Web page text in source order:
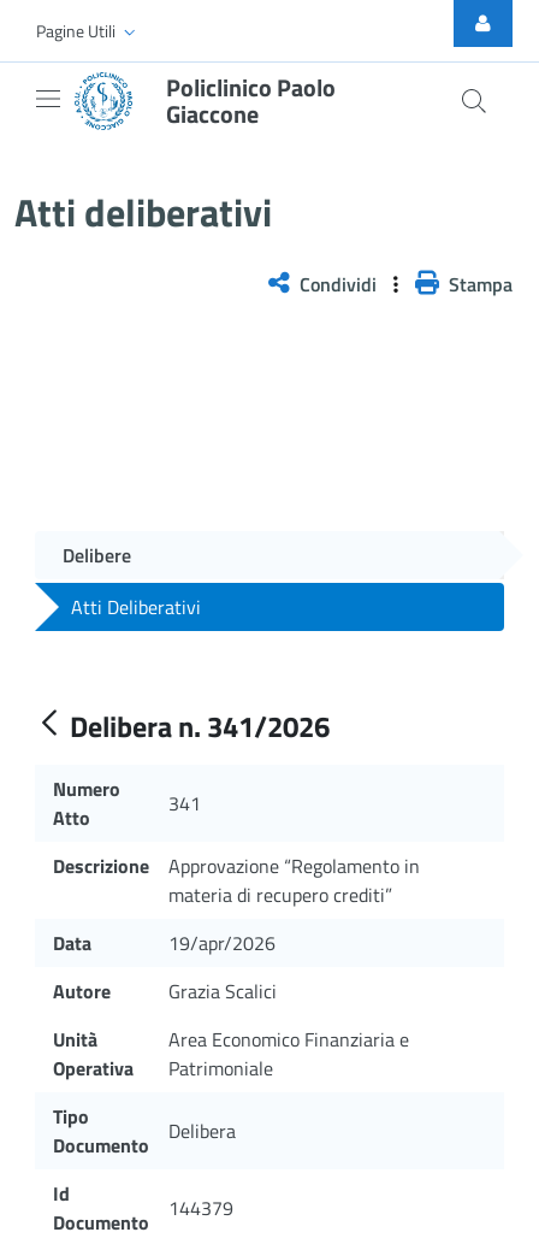
Skip to Main Content
Pagine Utili
Policlinico Paolo
Giaccone
Atti deliberativi
Condividi Stampa
Delibere
Atti Deliberativi
Delibera n. 341/2026
Numero
Atto
341
Descrizione
Approvazione “Regolamento in
materia di recupero crediti”
Data
19/apr/2026
Autore
Grazia Scalici
Unità
Operativa
Area Economico Finanziaria e
Patrimoniale
Tipo
Documento
Delibera
Id
Documento
144379